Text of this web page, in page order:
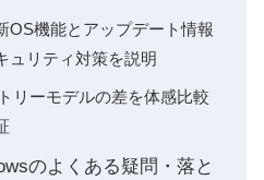
OS機能とアップデート情報
ュリティ対策を説明
リーモデルの差を体感比較
のよくある疑問・落と